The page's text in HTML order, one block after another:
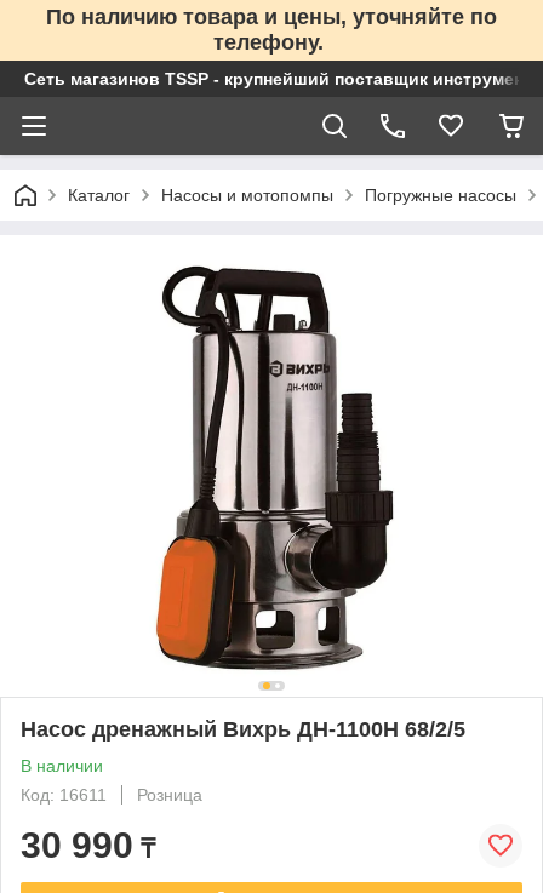
По наличию товара и цены, уточняйте по
телефону.
Сеть магазинов TSSP - крупнейший поставщик
Каталог Насосы и мотопомпы Погружные насосы
Насос дренажный Вихрь ДН-1100Н 68/2/5
В наличии
Код: 16611
Розница
30 990 ₸